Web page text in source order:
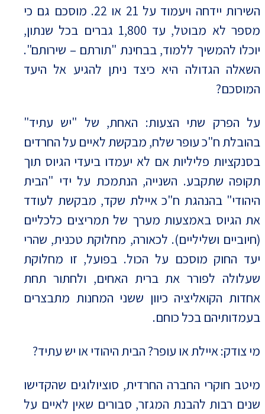
השירות יידחה ויעמוד על 21 או 22. מוסכם גם כי
מספר לא מבוטל, עד 1,800 גברים בכל שנתון,
יוכלו להמשיך ללמוד, בבחינת "תורתם – שירותם".
השאלה הגדולה היא כיצד ניתן להגיע אל היעד
המוסכם?
על הפרק שתי הצעות: האחת, של "יש עתיד"
בהובלת ח"כ עופר שלח, מבקשת לאיים על החרדים
בסנקציות פליליות אם לא יעמדו ביעדי הגיוס תוך
תקופה שתקבע. השנייה, הנתמכת על ידי "הבית
היהודי" בהנהגת ח"כ איילת שקד, מבקשת לעודד
את הגיוס באמצעות מערך של תמריצים כלכליים
(חיוביים ושליליים). לכאורה, מחלוקת טכנית, שהרי
יעד החוק מוסכם על הכול. בפועל, זו מחלוקת
שעלולה לפורר את ברית האחים, ולחתור תחת
אחדות הקואליציה כיוון ששני המחנות מתבצרים
בעמדותיהם בכל כוחם.
מי צודק: איילת או עופר? הבית היהודי או יש עתיד?
מיטב חוקרי החברה החרדית, סוציולוגים שהקדישו
שנים רבות להבנת המגזר, סבורים שאין לאיים על